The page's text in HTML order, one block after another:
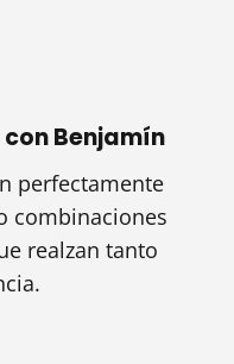
Benjamín
perfectamente
combinaciones
realzan tanto